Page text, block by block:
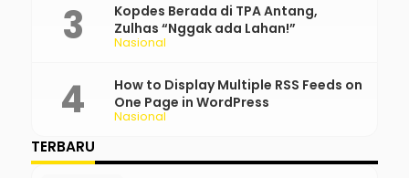
Nasional
Kopdes Berada di TPA Antang,
Zulhas “Nggak ada Lahan!”
Nasional
How to Display Multiple RSS Feeds on
One Page in WordPress
TERBARU